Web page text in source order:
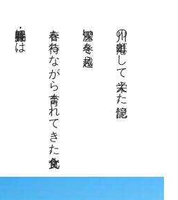
川の港町として栄えた記憶。
雪深い冬を越え、
春を待ちながら育まれてきた食文化。
長井・置賜には、